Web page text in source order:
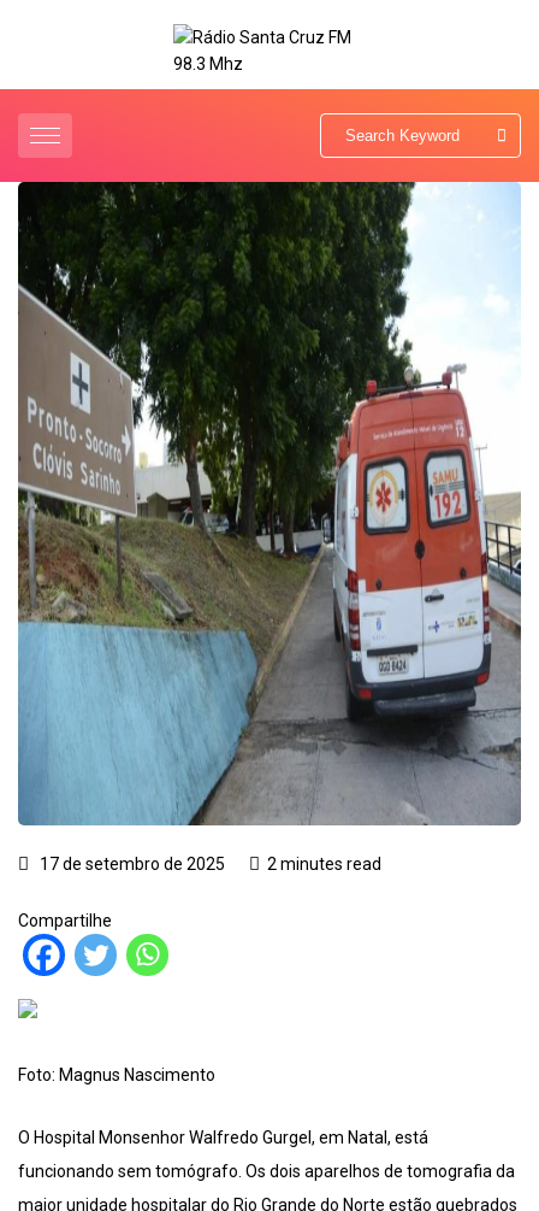
17 de setembro de 2025 2 minutes read
Compartilhe
Foto: Magnus Nascimento
O Hospital Monsenhor Walfredo Gurgel, em Natal, está
funcionando sem tomógrafo. Os dois aparelhos de tomografia da
maior unidade hospitalar do Rio Grande do Norte estão quebrados